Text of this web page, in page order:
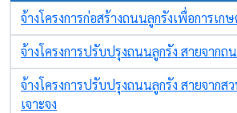
จ้างโครงการก่อสร้างถนนลูกรังเพื่อการเ
จ้างโครงการปรับปรุงถนนลูกรัง สายจาก
จ้างโครงการปรับปรุงถนนลูกรัง สายจา
เจาะจง